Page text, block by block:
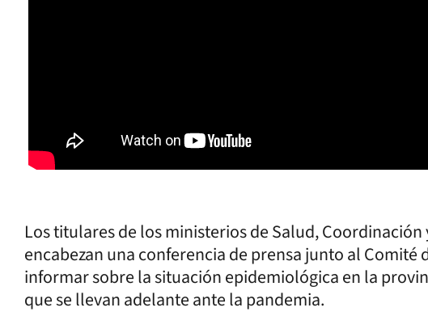
Los titulares de los ministerios de Salud, Coordinación
encabezan una conferencia de prensa junto al Comité
informar sobre la situación epidemiológica en la
que se llevan adelante ante la pandemia.